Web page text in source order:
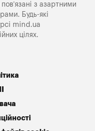
з азартними
Будь-які
mind.ua
цілях.